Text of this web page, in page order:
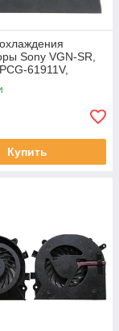
Sony VGN-SR,
61911V,
3pin,
Купить